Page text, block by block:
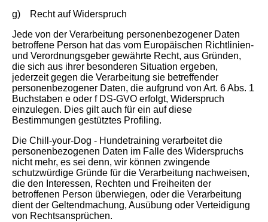
g) Recht auf Widerspruch
Jede von der Verarbeitung personenbezogener Daten
betroffene Person hat das vom Europäischen Richtlinien-
und Verordnungsgeber gewährte Recht, aus Gründen,
die sich aus ihrer besonderen Situation ergeben,
jederzeit gegen die Verarbeitung sie betreffender
personenbezogener Daten, die aufgrund von Art. 6 Abs. 1
Buchstaben e oder f DS-GVO erfolgt, Widerspruch
einzulegen. Dies gilt auch für ein auf diese
Bestimmungen gestütztes Profiling.
Die Chill-your-Dog - Hundetraining verarbeitet die
personenbezogenen Daten im Falle des Widerspruchs
nicht mehr, es sei denn, wir können zwingende
schutzwürdige Gründe für die Verarbeitung nachweisen,
die den Interessen, Rechten und Freiheiten der
betroffenen Person überwiegen, oder die Verarbeitung
dient der Geltendmachung, Ausübung oder Verteidigung
von Rechtsansprüchen.